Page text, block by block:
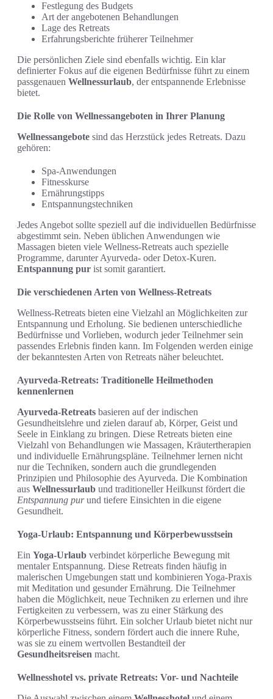
Festlegung des Budgets
Art der angebotenen Behandlungen
Lage des Retreats
Erfahrungsberichte früherer Teilnehmer
Die persönlichen Ziele sind ebenfalls wichtig. Ein klar
definierter Fokus auf die eigenen Bedürfnisse führt zu einem
passgenauen Wellnessurlaub, der entspannende Erlebnisse
bietet.
Die Rolle von Wellnessangeboten in Ihrer Planung
Wellnessangebote sind das Herzstück jedes Retreats. Dazu
gehören:
Spa-Anwendungen
Fitnesskurse
Ernährungstipps
Entspannungstechniken
Jedes Angebot sollte speziell auf die individuellen Bedürfnisse
abgestimmt sein. Neben üblichen Anwendungen wie
Massagen bieten viele Wellness-Retreats auch spezielle
Programme, darunter Ayurveda- oder Detox-Kuren.
Entspannung pur ist somit garantiert.
Die verschiedenen Arten von Wellness-Retreats
Wellness-Retreats bieten eine Vielzahl an Möglichkeiten zur
Entspannung und Erholung. Sie bedienen unterschiedliche
Bedürfnisse und Vorlieben, wodurch jeder Teilnehmer sein
passendes Erlebnis finden kann. Im Folgenden werden einige
der bekanntesten Arten von Retreats näher beleuchtet.
Ayurveda-Retreats: Traditionelle Heilmethoden
kennenlernen
Ayurveda-Retreats basieren auf der indischen
Gesundheitslehre und zielen darauf ab, Körper, Geist und
Seele in Einklang zu bringen. Diese Retreats bieten eine
Vielzahl von Behandlungen wie Massagen, Kräutertherapien
und individuelle Ernährungspläne. Teilnehmer lernen nicht
nur die Techniken, sondern auch die grundlegenden
Prinzipien und Philosophie des Ayurveda. Die Kombination
aus Wellnessurlaub und traditioneller Heilkunst fördert die
Entspannung purund tiefere Einsichten in die eigene
Gesundheit.
Yoga-Urlaub: Entspannung und Körperbewusstsein
Ein Yoga-Urlaub verbindet körperliche Bewegung mit
mentaler Entspannung. Diese Retreats finden häufig in
malerischen Umgebungen statt und kombinieren Yoga-Praxis
mit Meditation und gesunder Ernährung. Die Teilnehmer
haben die Möglichkeit, neue Techniken zu erlernen und ihre
Fertigkeiten zu verbessern, was zu einer Stärkung des
Körperbewusstseins führt. Ein solcher Urlaub bietet nicht nur
körperliche Fitness, sondern fördert auch die innere Ruhe,
was sie zu einem wertvollen Bestandteil der
Gesundheitsreisen macht.
Wellnesshotel vs. private Retreats: Vor- und Nachteile